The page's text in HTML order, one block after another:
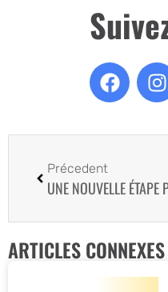
Précedent
UNE NOUVELLE ÉTAPE
ARTICLES CONNEXES